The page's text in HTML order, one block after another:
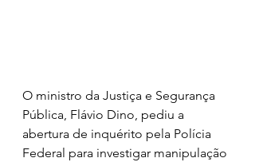
O ministro da Justiça e Segurança
Pública, Flávio Dino, pediu a
abertura de inquérito pela Polícia
Federal para investigar manipulação